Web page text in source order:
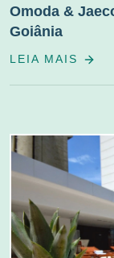
Omoda &
Goiânia
LEIA MAIS